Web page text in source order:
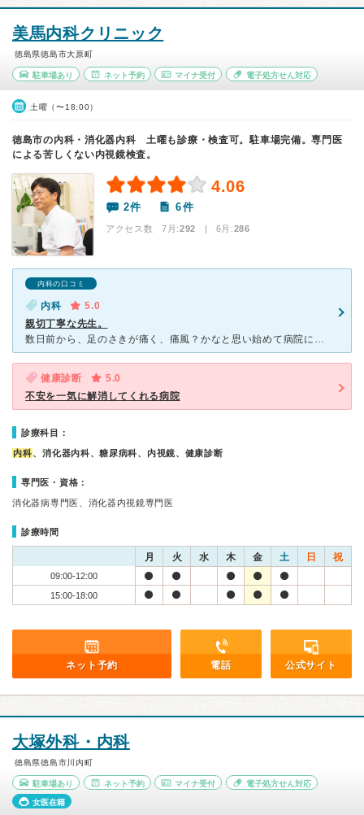
美馬内科クリニック
徳島県徳島市大原町
駐車場あり ネット予約 マイナ受付 電子処方せん対応
土曜（〜18:00）
徳島市の内科・消化器内科 土曜も診療・検査可。駐車場完備。専門医
による苦しくない内視鏡検査。
4.06
2件 6件
アクセス数 7月:292 | 6月:286
内科の口コミ
内科
5.0
親切丁寧な先生。
数日前から、足のさきが痛く、痛風？かなと思い始めて病院にいきました。平日の遅い時間だったので、割と空いていてすんなり診てもらえました。色々と話を聞いてくれ、結果的に痛風ではなかったのですが、お薬を処方
健康診断
5.0
不安を一気に解消してくれる病院
診療科目：
内科、消化器内科、糖尿病科、内視鏡、健康診断
専門医・資格：
消化器病専門医、消化器内視鏡専門医
診療時間
月 火 水 木 金 土 日 祝
09:00-12:00
15:00-18:00
ネット予約 電話 公式サイト
大塚外科・内科
徳島県徳島市川内町
駐車場あり ネット予約 マイナ受付 電子処方せん対応
女医在籍